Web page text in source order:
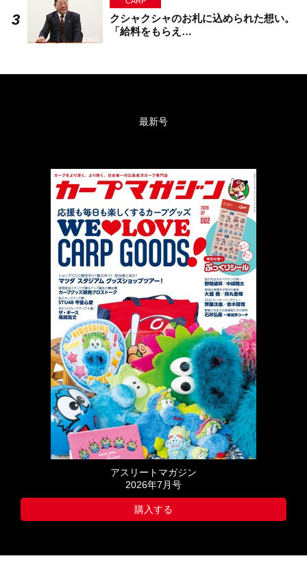
クシャクシャのお札に込められた想い。
「給料をもらえ…
最新号
アスリートマガジン
2026年7月号
購入する